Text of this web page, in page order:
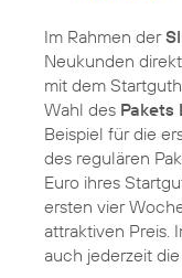
Im Rahmen der
Neukunden
mit dem
Wahl des Pakets
Beispiel für die
des regulären
Euro ihres
ersten vier
attraktiven Preis.
auch jederzeit